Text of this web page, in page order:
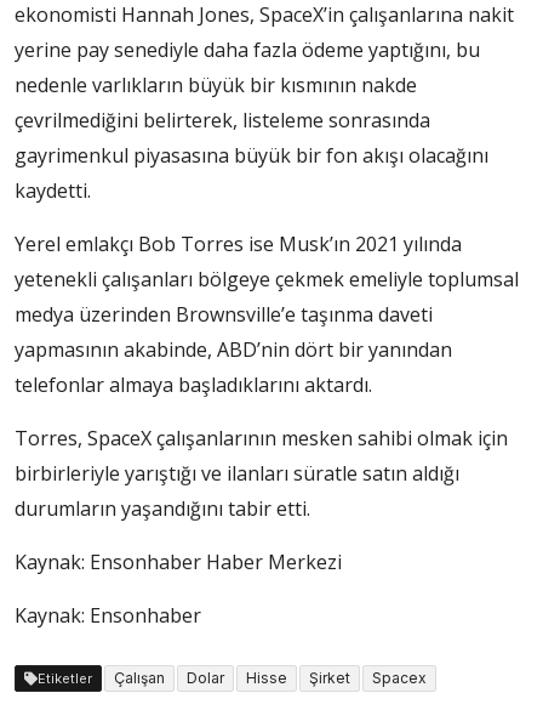
ekonomisti Hannah Jones, SpaceX’in çalışanlarına nakit
yerine pay senediyle daha fazla ödeme yaptığını, bu
nedenle varlıkların büyük bir kısmının nakde
çevrilmediğini belirterek, listeleme sonrasında
gayrimenkul piyasasına büyük bir fon akışı olacağını
kaydetti.
Yerel emlakçı Bob Torres ise Musk’ın 2021 yılında
yetenekli çalışanları bölgeye çekmek emeliyle toplumsal
medya üzerinden Brownsville’e taşınma daveti
yapmasının akabinde, ABD’nin dört bir yanından
telefonlar almaya başladıklarını aktardı.
Torres, SpaceX çalışanlarının mesken sahibi olmak için
birbirleriyle yarıştığı ve ilanları süratle satın aldığı
durumların yaşandığını tabir etti.
Kaynak: Ensonhaber Haber Merkezi
Kaynak: Ensonhaber
Etiketler Çalışan Dolar Hisse Şirket Spacex